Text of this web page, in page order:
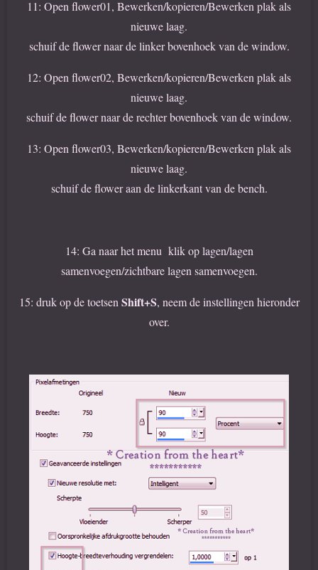
11: Open flower01, Bewerken/kopieren/Bewerken plak als
nieuwe laag.
schuif de flower naar de linker bovenhoek van de window.
12: Open flower02, Bewerken/kopieren/Bewerken plak als
nieuwe laag.
schuif de flower naar de rechter bovenhoek van de window.
13: Open flower03, Bewerken/kopieren/Bewerken plak als
nieuwe laag.
schuif de flower aan de linkerkant van de bench.
14: Ga naar het menu klik op lagen/lagen
samenvoegen/zichtbare lagen samenvoegen.
15: druk op de toetsenShift+S, neem de instellingen hieronder
over.